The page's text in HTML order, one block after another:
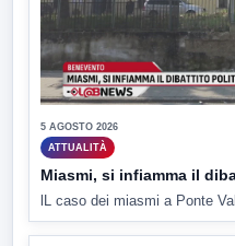
5 AGOSTO 2026
ATTUALITÀ
Miasmi, si infiamma il
lL caso dei miasmi a Ponte